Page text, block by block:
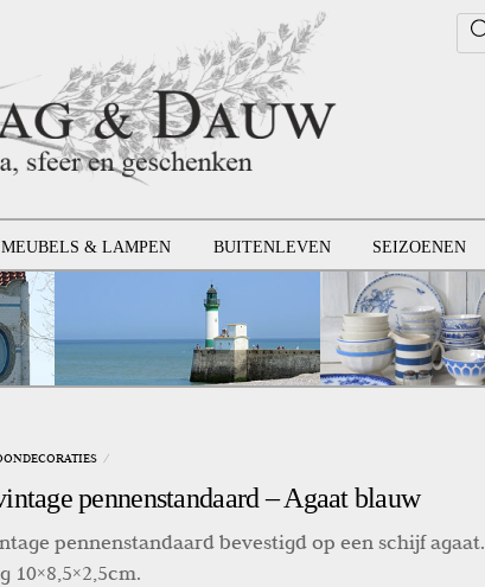
MEUBELS & LAMPEN BUITENLEVEN SEIZOENEN
pennenstandaard – Agaat blauw
pennenstandaard bevestigd op een schijf agaat.
10×8,5×2,5cm.